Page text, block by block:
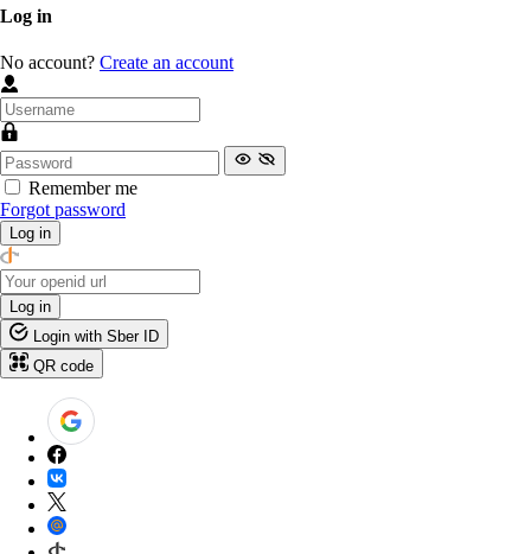
Log in
No account? Create an account
Remember me
Forgot password
Log in
Log in
Login with Sber ID
QR code